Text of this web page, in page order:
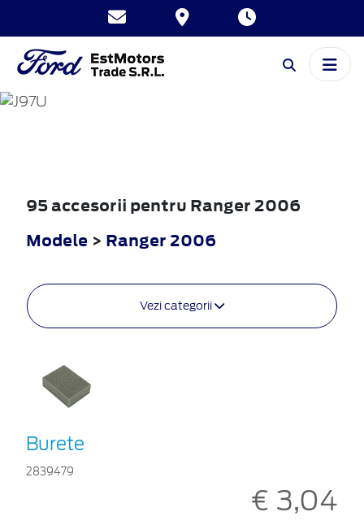
RANGER
95 accesorii pentru Ranger 2006
Modele > Ranger 2006
Vezi categorii
Burete
2839479
€ 3,04